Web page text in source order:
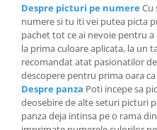
Despre picturi pe numereCu
numere si tu iti vei putea picta
pachet tot ce ai nevoie pentru
la prima culoare aplicata, la un
recomandat atat pasionatilor
descopere pentru prima oara
Despre panza Poti incepe sa
deosebire de alte seturi picturi
panza deja intinsa pe o rama